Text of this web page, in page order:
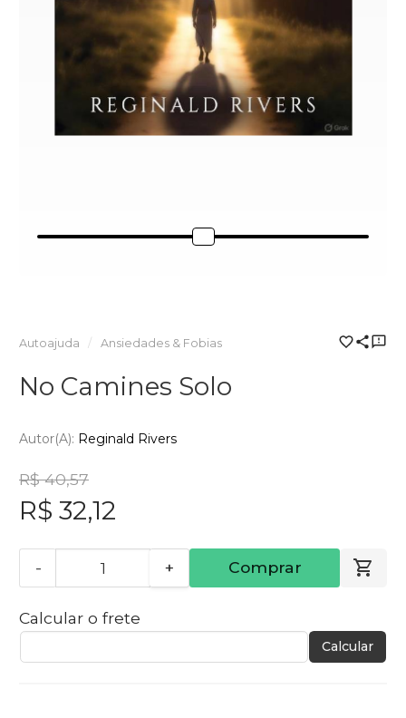
Autoajuda Ansiedades & Fobias
No Camines Solo
Autor(a): Reginald Rivers
R$ 40,57
R$ 32,12
- + Comprar
Calcular o frete
Calcular